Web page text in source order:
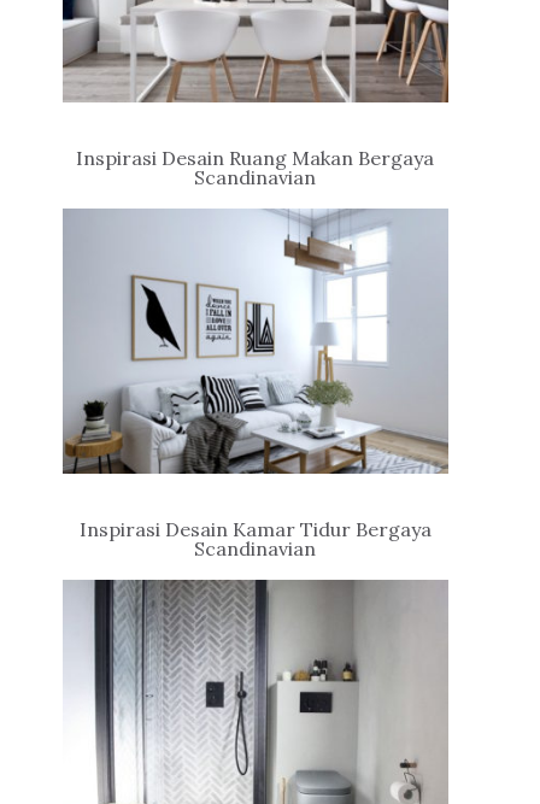
Inspirasi Desain Ruang Makan Bergaya
Scandinavian
Inspirasi Desain Kamar Tidur Bergaya
Scandinavian